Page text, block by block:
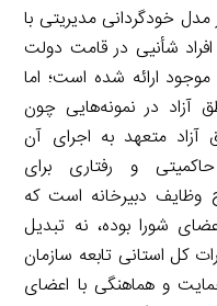
مدل خودگردانی مدیریتی با
شأنیی در قامت دولت
ارائه شده است؛ اما
آزاد در نمونه‌هایی چون
آزاد متعهد به اجرای آن
و رفتاری برای
وظایف دبیرخانه است که
شورا بوده، نه تبدیل
کل استانی تابعه سازمان
و هماهنگی با اعضای